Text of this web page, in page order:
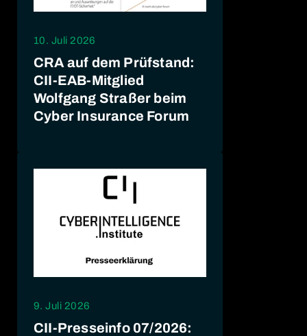
10. Juli 2026
CRA auf dem Prüfstand:
CII-EAB-Mitglied
Wolfgang Straßer beim
Cyber Insurance Forum
9. Juli 2026
CII-Presseinfo 07/2026: